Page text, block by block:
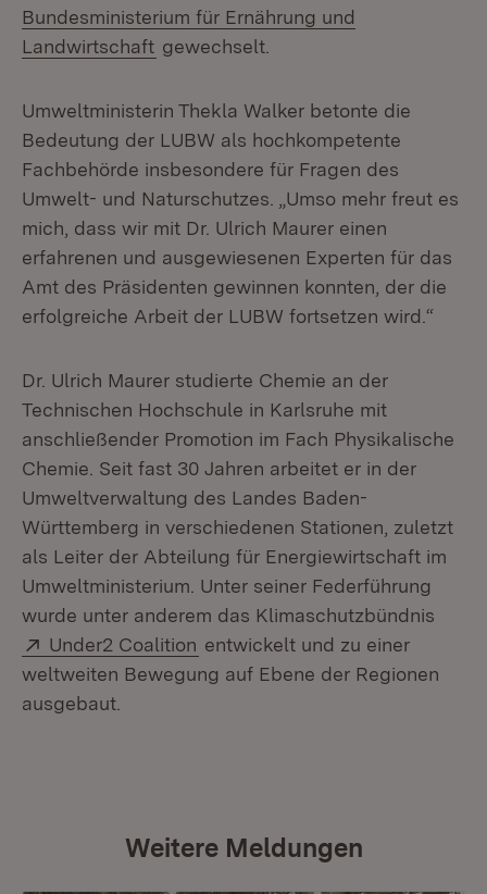
Bundesministerium für Ernährung und
Landwirtschaft (Öffnet in neuem Fenster)
gewechselt.
Umweltministerin Thekla Walker betonte die
Bedeutung der LUBW als hoch­kompetente
Fachbehörde insbesondere für Fragen des
Umwelt- und Natur­schutzes. „Umso mehr freut es
mich, dass wir mit Dr. Ulrich Maurer einen
erfahrenen und ausgewiesenen Experten für das
Amt des Präsidenten gewin­nen konnten, der die
erfolgreiche Arbeit der LUBW fortsetzen wird.“
Dr. Ulrich Maurer studierte Chemie an der
Technischen Hochschule in Karlsruhe mit
anschließender Promotion im Fach Physikalische
Chemie. Seit fast 30 Jahren arbeitet er in der
Umweltverwaltung des Landes Baden-
Württemberg in verschiedenen Stationen, zuletzt
als Leiter der Abteilung für Energiewirtschaft im
Umweltministerium. Unter seiner Federführung
wurde unter anderem das Klima­schutzbündnis
Extern:
Under2 Coalition (Öffnet in neuem Fenster)
entwickelt und zu einer
weltweiten Bewegung auf Ebene der Regionen
ausgebaut.
Weitere Meldungen